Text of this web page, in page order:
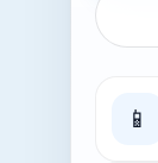
📱